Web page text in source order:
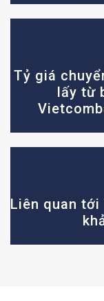
Tỷ giá
lấy từ
Liên quan tới